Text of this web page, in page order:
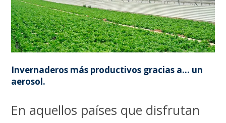
Invernaderos más productivos gracias a… un
aerosol.
En aquellos países que disfrutan